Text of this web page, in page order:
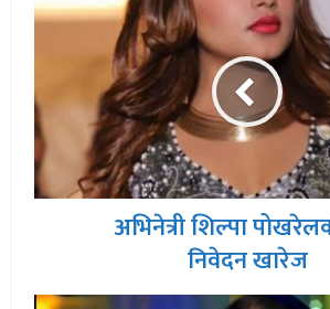
अभिनेत्री शिल्पा
निवेदन खारेज